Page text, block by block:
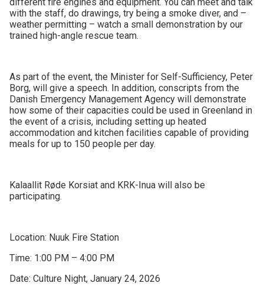
with the staff, do drawings, try being a smoke diver, and –
weather permitting – watch a small demonstration by our
trained high-angle rescue team.
As part of the event, the Minister for Self-Sufficiency, Peter
Borg, will give a speech. In addition, conscripts from the
Danish Emergency Management Agency will demonstrate
how some of their capacities could be used in Greenland in
the event of a crisis, including setting up heated
accommodation and kitchen facilities capable of providing
meals for up to 150 people per day.
Kalaallit Røde Korsiat and KRK-Inua will also be
participating.
Location: Nuuk Fire Station
Time: 1:00 PM – 4:00 PM
Date: Culture Night, January 24, 2026